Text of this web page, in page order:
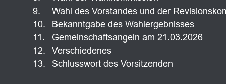
9.
Wahl des Vorstandes und der
10.
Bekanntgabe des Wahlergebnisses
11.
Gemeinschaftsangeln am 21.03.2026
12.
Verschiedenes
13.
Schlusswort des Vorsitzenden